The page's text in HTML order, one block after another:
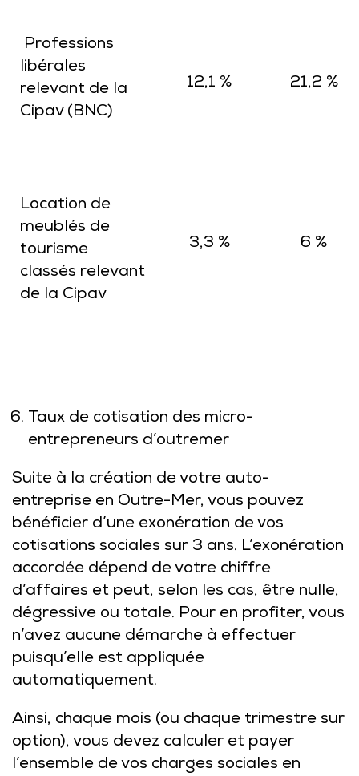
Professions
libérales
relevant de la
Cipav (BNC)
12,1 % 21,2 %
Location de
meublés de
tourisme
classés relevant
de la Cipav
3,3 % 6 %
Taux de cotisation des micro-
entrepreneurs d’outremer
Suite à la création de votre auto-
entreprise en Outre-Mer, vous pouvez
bénéficier d’une exonération de vos
cotisations sociales sur 3 ans. L’exonération
accordée dépend de votre chiffre
d’affaires et peut, selon les cas, être nulle,
dégressive ou totale. Pour en profiter, vous
n’avez aucune démarche à effectuer
puisqu’elle est appliquée
automatiquement.
Ainsi, chaque mois (ou chaque trimestre sur
option), vous devez calculer et payer
l’ensemble de vos charges sociales en